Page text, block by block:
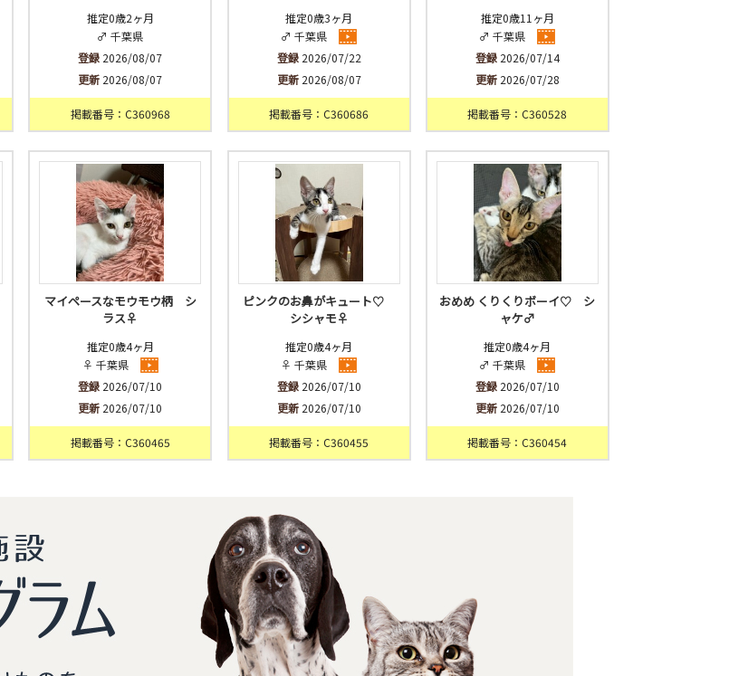
推定0歳2ヶ月
♂ 千葉県
登録 2026/08/07
更新 2026/08/07
掲載番号：C360968
推定0歳3ヶ月
♂ 千葉県
登録2026/07/22
更新2026/08/07
掲載番号：C360686
推定0歳11ヶ月
♂ 千葉県
登録2026/07/14
更新2026/07/28
掲載番号：C360528
マイペースなモウモウ柄 シ
ラス♀
推定0歳4ヶ月
♀ 千葉県
登録 2026/07/10
更新 2026/07/10
掲載番号：C360465
ピンクのお鼻がキュート♡
シシャモ♀
推定0歳4ヶ月
♀ 千葉県
登録2026/07/10
更新2026/07/10
掲載番号：C360455
おめめ くりくりボーイ♡ シ
ャケ♂
推定0歳4ヶ月
♂ 千葉県
登録2026/07/10
更新2026/07/10
掲載番号：C360454